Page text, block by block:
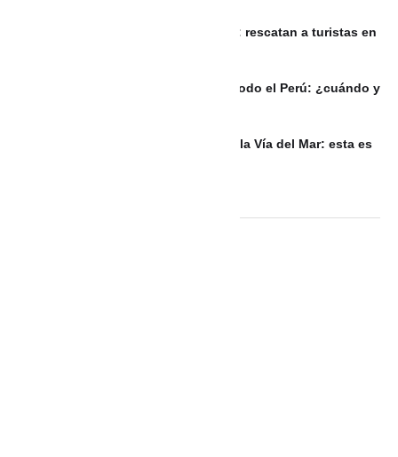
VIDEO Sin gasolina y desorientados: rescatan a turistas en
PERÚ: Eclipse lunar será visible en todo el Perú: ¿cuándo y
Habitantes de La Boquilla bloquean la Vía del Mar: esta es